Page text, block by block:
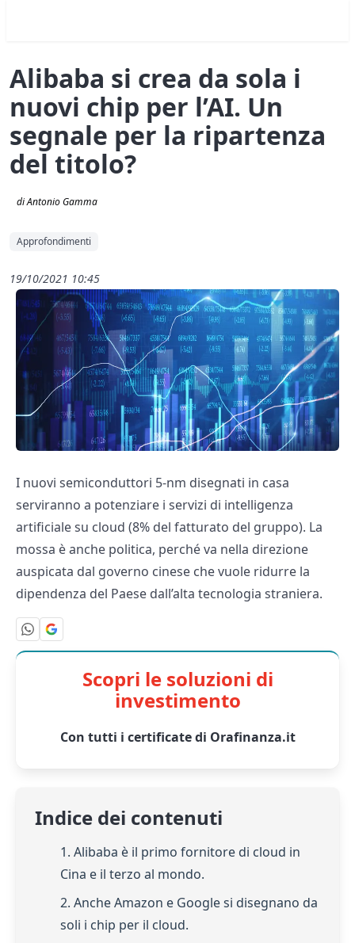
Alibaba si crea da sola i
nuovi chip per l’AI. Un
segnale per la ripartenza
del titolo?
di Antonio Gamma
Approfondimenti
19/10/2021 10:45
I nuovi semiconduttori 5-nm disegnati in casa
serviranno a potenziare i servizi di intelligenza
artificiale su cloud (8% del fatturato del gruppo). La
mossa è anche politica, perché va nella direzione
auspicata dal governo cinese che vuole ridurre la
dipendenza del Paese dall’alta tecnologia straniera.
Scopri le soluzioni di
investimento
Con tutti i certificate di Orafinanza.it
Indice dei contenuti
1. Alibaba è il primo fornitore di cloud in
Cina e il terzo al mondo.
2. Anche Amazon e Google si disegnano da
soli i chip per il cloud.